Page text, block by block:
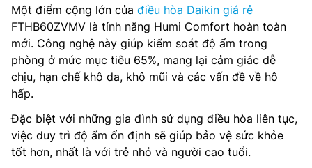
Một điểm cộng lớn của điều hòa Daikin giá rẻ
FTHB60ZVMV là tính năng Humi Comfort hoàn toàn
mới. Công nghệ này giúp kiểm soát độ ẩm trong
phòng ở mức mục tiêu 65%, mang lại cảm giác dễ
chịu, hạn chế khô da, khô mũi và các vấn đề về hô
hấp.
Đặc biệt với những gia đình sử dụng điều hòa liên tục,
việc duy trì độ ẩm ổn định sẽ giúp bảo vệ sức khỏe
tốt hơn, nhất là với trẻ nhỏ và người cao tuổi.